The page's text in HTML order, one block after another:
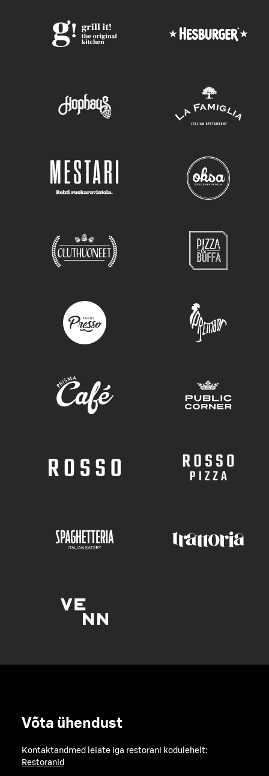
Võta ühendust
Kontaktandmed leiate iga restorani kodulehelt:
Restoranid